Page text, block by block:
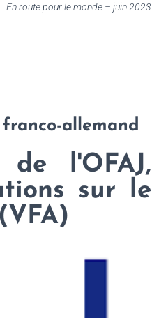
En route pour le monde – juin 2023
allemand
l'OFAJ,
sur le